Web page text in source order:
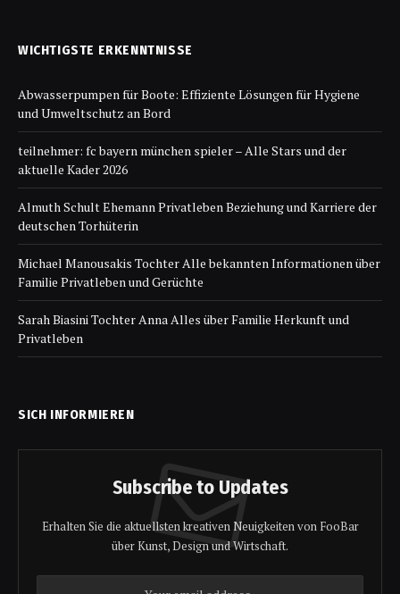
WICHTIGSTE ERKENNTNISSE
Abwasserpumpen für Boote: Effiziente Lösungen für Hygiene
und Umweltschutz an Bord
teilnehmer: fc bayern münchen spieler – Alle Stars und der
aktuelle Kader 2026
Almuth Schult Ehemann Privatleben Beziehung und Karriere der
deutschen Torhüterin
Michael Manousakis Tochter Alle bekannten Informationen über
Familie Privatleben und Gerüchte
Sarah Biasini Tochter Anna Alles über Familie Herkunft und
Privatleben
SICH INFORMIEREN
Subscribe to Updates
Erhalten Sie die aktuellsten kreativen Neuigkeiten von FooBar
über Kunst, Design und Wirtschaft.